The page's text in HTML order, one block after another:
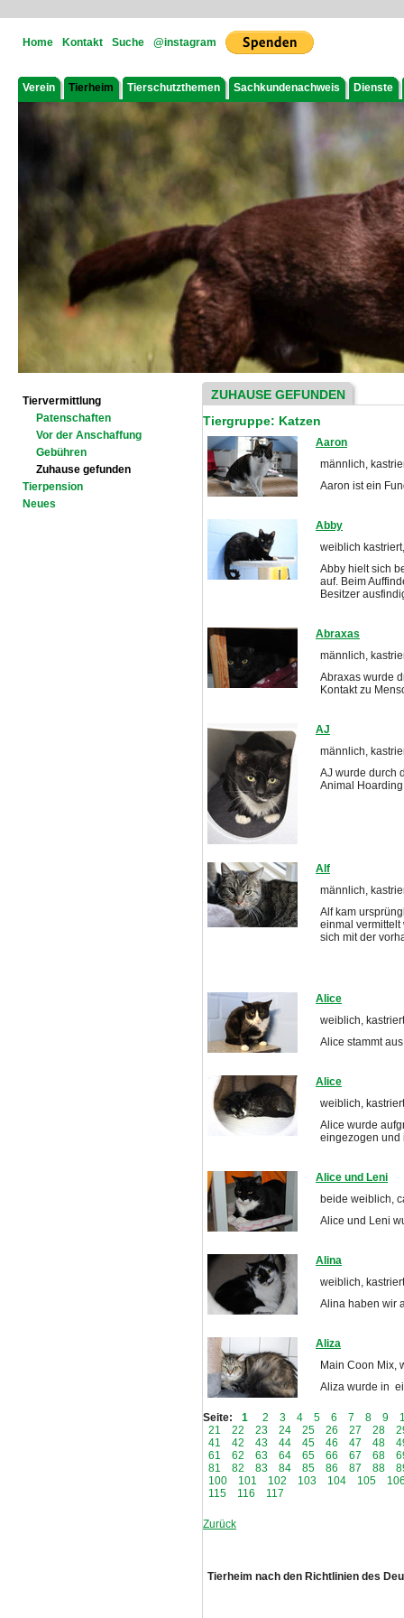
Home Kontakt Suche @instagram
Verein Tierheim Tierschutzthemen Sachkundenachweis Dienste
Tiervermittlung
Patenschaften
Vor der Anschaffung
Gebühren
Zuhause gefunden
Tierpension
Neues
ZUHAUSE GEFUNDEN
Tiergruppe: Katzen
Aaron
männlich,
Aaron ist ein
Abby
weiblich
Abby hielt sich
auf. Beim
Besitzer
Abraxas
männlich,
Abraxas wurde
Kontakt zu
AJ
männlich,
AJ wurde durch
Animal
Alf
männlich,
Alf kam
einmal
sich mit der
Alice
weiblich,
Alice stammt
Alice
weiblich,
Alice wurde
eingezogen und
Alice und Leni
beide weiblich,
Alice und Leni
Alina
weiblich,
Alina haben wir
Aliza
Main Coon Mix,
Aliza wurde in
Seite: 1 2 3 4 5 6 7 8 9
21
22 23 24 25 26 27 28
41
42 43 44 45 46 47 48
61
62 63 64 65 66 67 68
81
82 83 84 85 86 87 88
100
101 102 103 104 105
115
116 117
Zurück
Tierheim nach den Richtlinien des